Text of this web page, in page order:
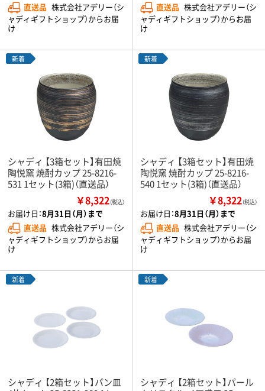
直送品 株式会社アデリー（シ
ャディギフトショップ）からお届
け
直送品 株式会社アデリー（シ
ャディギフトショップ）からお届
け
新着
シャディ 【3箱セット】有田焼
陶悦窯 焼酎カップ 25-8216-
531 1セット(3箱)（直送品）
￥8,322（税込）
お届け日：8月31日（月）まで
直送品 株式会社アデリー（シ
ャディギフトショップ）からお届
け
新着
シャディ 【3箱セット】有田焼
陶悦窯 焼酎カップ 25-8216-
540 1セット(3箱)（直送品）
￥8,322（税込）
お届け日：8月31日（月）まで
直送品 株式会社アデリー（シ
ャディギフトショップ）からお届
け
新着
シャディ 【2箱セット】パン皿
新着
シャディ 【2箱セット】パール